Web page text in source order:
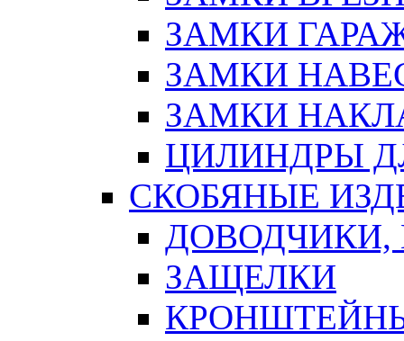
ЗАМКИ
ЗАМКИ
ЗАМКИ
ЦИЛИНДРЫ
СКОБЯНЫЕ
ЗАЩЕЛКИ